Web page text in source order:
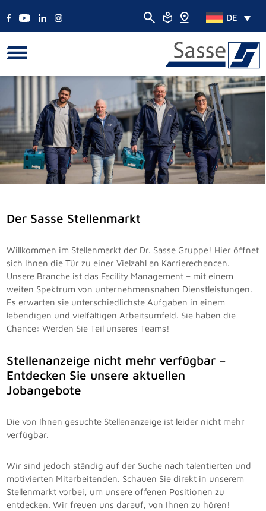
DE
Der Sasse Stellenmarkt
Willkommen im Stellenmarkt der Dr. Sasse Gruppe! Hier öffnet
sich Ihnen die Tür zu einer Vielzahl an Karrierechancen.
Unsere Branche ist das Facility Management – mit einem
weiten Spektrum von unternehmensnahen Dienstleistungen.
Es erwarten sie unterschiedlichste Aufgaben in einem
lebendigen und vielfältigen Arbeitsumfeld. Sie haben die
Chance: Werden Sie Teil unseres Teams!
Stellenanzeige nicht mehr verfügbar –
Entdecken Sie unsere aktuellen
Jobangebote
Die von Ihnen gesuchte Stellenanzeige ist leider nicht mehr
verfügbar.
Wir sind jedoch ständig auf der Suche nach talentierten und
motivierten Mitarbeitenden. Schauen Sie direkt in unserem
Stellenmarkt vorbei, um unsere offenen Positionen zu
entdecken. Wir freuen uns darauf, von Ihnen zu hören!